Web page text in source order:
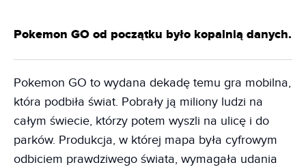
Pokemon GO od początku było kopalnią danych.
Pokemon GO to wydana dekadę temu gra mobilna,
która podbiła świat. Pobrały ją miliony ludzi na
całym świecie, którzy potem wyszli na ulicę i do
parków. Produkcja, w której mapa była cyfrowym
odbiciem prawdziwego świata, wymagała udania